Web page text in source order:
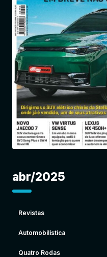
abr/2025
Revistas
Automobilística
Quatro Rodas